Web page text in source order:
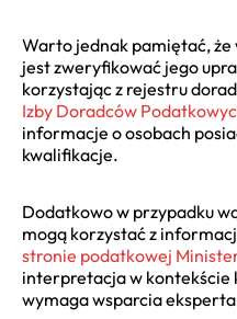
Warto jednak pamiętać,
jest zweryfikować jego
korzystając z rejestru
Izby Doradców
informacje o osobach
kwalifikacje.
Dodatkowo w przypadku
mogą korzystać z
stronie podatkowej
interpretacja w kontekście
wymaga wsparcia